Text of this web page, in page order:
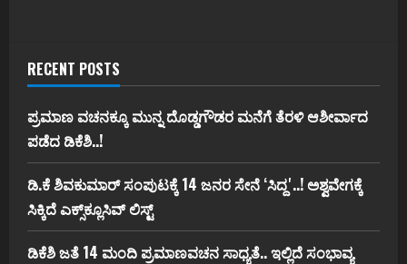
RECENT POSTS
ಪ್ರಮಾಣ ವಚನಕ್ಕೂ ಮುನ್ನ ದೊಡ್ಡಗೌಡರ ಮನೆಗೆ ತೆರಳಿ ಆಶೀರ್ವಾದ
ಪಡೆದ ಡಿಕೆಶಿ..!
ಡಿ.ಕೆ ಶಿವಕುಮಾರ್‌ ಸಂಪುಟಕ್ಕೆ 14 ಜನರ ಸೇನೆ ʻಸಿದ್ದʼ..! ಅಶ್ವವೇಗಕ್ಕೆ
ಸಿಕ್ಕಿದೆ ಎಕ್ಸ್‌ಕ್ಲೂಸಿವ್‌ ಲಿಸ್ಟ್‌
ಡಿಕೆಶಿ ಜತೆ 14 ಮಂದಿ ಪ್ರಮಾಣವಚನ ಸಾಧ್ಯತೆ.. ಇಲ್ಲಿದೆ ಸಂಭಾವ್ಯ